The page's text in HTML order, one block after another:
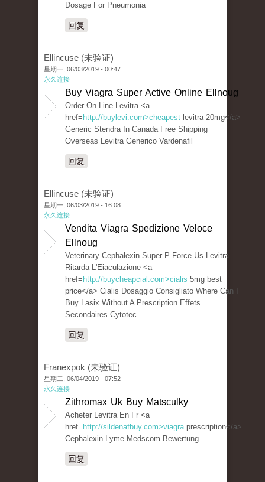
Dosage For Pneumonia
回复
Ellincuse (未验证)
星期一, 06/03/2019 - 00:47
永久连接
Buy Viagra Super Active Online Ellnoug
Order On Line Levitra <a
href= http://buylevi.com>cheapest levitra 20mg</a>
Generic Stendra In Canada Free Shipping
Overseas Levitra Generico Vardenafil
回复
Ellincuse (未验证)
星期一, 06/03/2019 - 16:08
永久连接
Vendita Viagra Spedizione Veloce
Ellnoug
Veterinary Cephalexin Super P Force Us Levitra
Ritarda L'Eiaculazione <a
href= http://buycheapcial.com>cialis 5mg best
price</a> Cialis Dosaggio Consigliato Where Can I
Buy Lasix Without A Prescription Effets
Secondaires Cytotec
回复
Franexpok (未验证)
星期二, 06/04/2019 - 07:52
永久连接
Zithromax Uk Buy Matsculky
Acheter Levitra En Fr <a
href= http://sildenafbuy.com>viagraprescription</a>
Cephalexin Lyme Medscom Bewertung
回复